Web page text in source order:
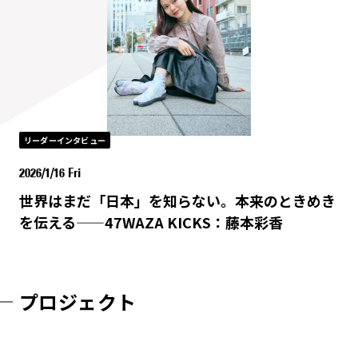
リーダーインタビュー
2026/1/16 Fri
世界はまだ「日本」を知らない。本来のときめき
を伝える——47WAZA KICKS：藤本彩香
プロジェクト